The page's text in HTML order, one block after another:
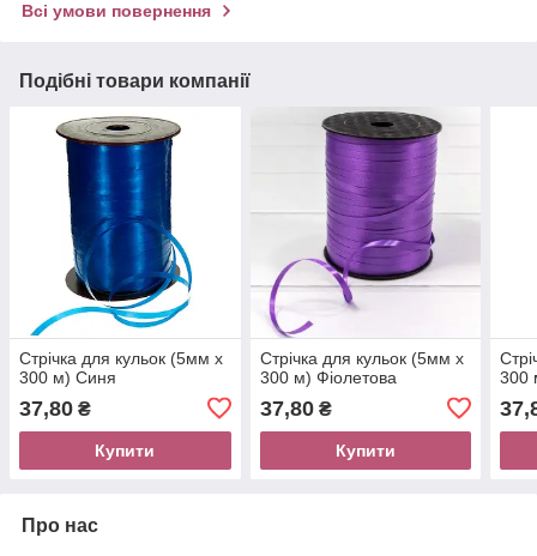
Всі умови повернення
Подібні товари компанії
Стрічка для кульок (5мм х
300 м) Синя
37,80 ₴
Купити
Стрічка для кульок (5мм х
300 м) Фіолетова
37,80₴
Купити
300
Про нас